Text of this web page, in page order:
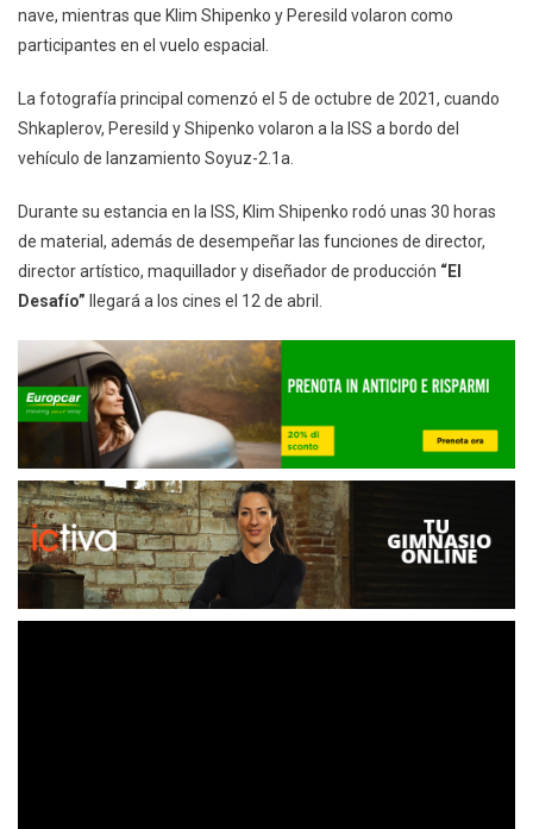
nave, mientras que Klim Shipenko y Peresild volaron como
participantes en el vuelo espacial.
La fotografía principal comenzó el 5 de octubre de 2021, cuando
Shkaplerov, Peresild y Shipenko volaron a la ISS a bordo del
vehículo de lanzamiento Soyuz-2.1a.
Durante su estancia en la ISS, Klim Shipenko rodó unas 30 horas
de material, además de desempeñar las funciones de director,
director artístico, maquillador y diseñador de producción “El
Desafío” llegará a los cines el 12 de abril.